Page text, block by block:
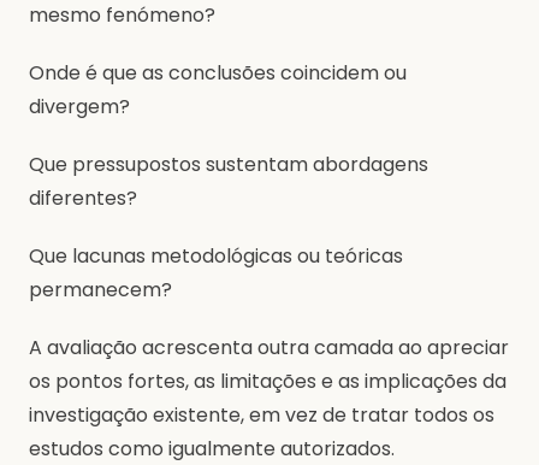
mesmo fenómeno?
Onde é que as conclusões coincidem ou
divergem?
Que pressupostos sustentam abordagens
diferentes?
Que lacunas metodológicas ou teóricas
permanecem?
A avaliação acrescenta outra camada ao apreciar
os pontos fortes, as limitações e as implicações da
investigação existente, em vez de tratar todos os
estudos como igualmente autorizados.